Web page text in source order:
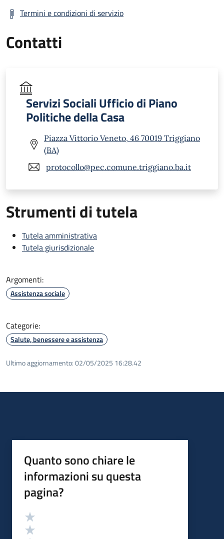
Termini e condizioni di servizio
Contatti
Servizi Sociali Ufficio di Piano
Politiche della Casa
Piazza Vittorio Veneto, 46 70019 Triggiano
(BA)
protocollo@pec.comune.triggiano.ba.it
Strumenti di tutela
Tutela amministrativa
Tutela giurisdizionale
Argomenti:
Assistenza sociale
Categorie:
Salute, benessere e assistenza
Ultimo aggiornamento:02/05/2025 16:28.42
Quanto sono chiare le
informazioni su questa
pagina?
Valutazione